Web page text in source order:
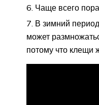
Чаще всего
В зимний
может
потому что клещи